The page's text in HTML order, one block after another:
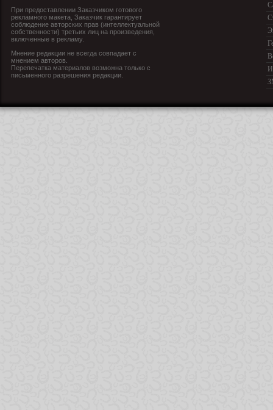
При предоставлении Заказчиком готового
рекламного макета, Заказчик гарантирует
соблюдение авторских прав (интеллектуальной
собственности) третьих лиц на произведения,
включенные в рекламу.
Мнение редакции не всегда совпадает с
мнением авторов.
Перепечатка материалов возможна только с
письменного разрешения редакции.